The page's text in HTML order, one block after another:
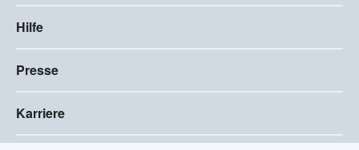
Hilfe
Presse
Karriere